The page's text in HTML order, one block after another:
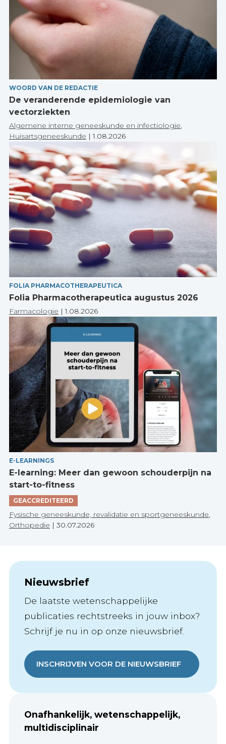
WOORD VAN DE REDACTIE
De veranderende epidemiologie van
vectorziekten
Algemene interne geneeskunde en infectiologie,
Huisartsgeneeskunde |1.08.2026
FOLIA PHARMACOTHERAPEUTICA
Folia Pharmacotherapeutica augustus 2026
Farmacologie |1.08.2026
E-LEARNINGS
E-learning: Meer dan gewoon schouderpijn na
start-to-fitness
GEACCREDITEERD
Fysische geneeskunde, revalidatie en sportgeneeskunde
Orthopedie | 30.07.2026
Nieuwsbrief
De laatste wetenschappelijke
publicaties rechtstreeks in jouw inbox?
Schrijf je nu in op onze nieuwsbrief.
INSCHRIJVEN VOOR DE NIEUWSBRIEF
Onafhankelijk, wetenschappelijk,
multidisciplinair